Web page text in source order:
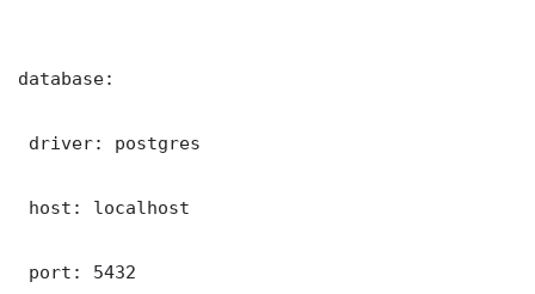
database:
driver: postgres
host: localhost
port: 5432